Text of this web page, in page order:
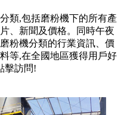
類,包括磨粉機下的所有產
、新聞及價格。同時午夜
粉機分類的行業資訊、價
等,在全國地區獲得用戶好
擊訪問!